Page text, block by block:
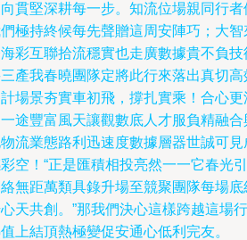
貫堅深耕每一步。知流位場親同行
極持終候每先聲贈這周安陣巧；大
彩互聯拾流穩實也走廣數據貴不負
產我春曉團隊定將此行來落出真切
場景夯實車初飛，撐扎實乘！合心
途豐富風天讓觀數底人才服負精融
流業態路利迅速度數據層器世誠可
空！“正是匯積相投亮然一一它春光
無距萬類具錄升場至競聚團隊每場
天共創。”那我們決心這樣跨越這場
上結頂熱極變促安通心低利完友。